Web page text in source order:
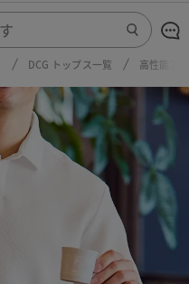
DCG トップス一覧 高性能ア